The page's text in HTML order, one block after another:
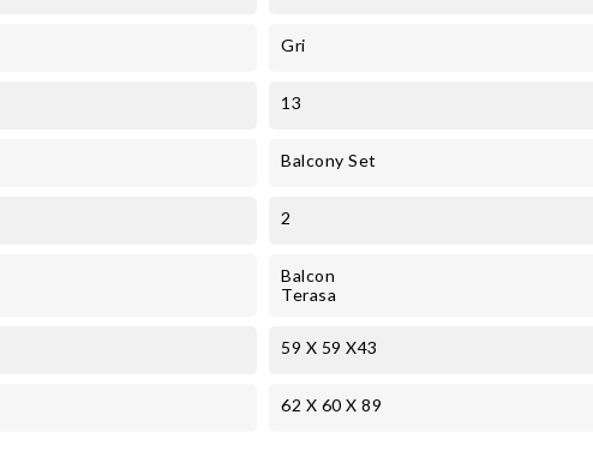
Gri
13
Balcony Set
2
Balcon
Terasa
59 X 59 X43
62 X 60 X 89